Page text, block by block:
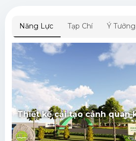
Năng Lực Tạp Chí Ý Tưởng
Thiết kế cải tạo cảnh quan